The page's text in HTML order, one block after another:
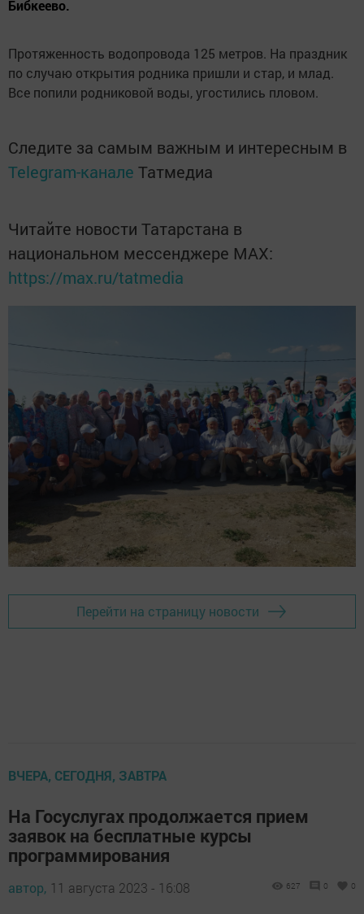
Бибкеево.
Протяженность водопровода 125 метров. На праздник
по случаю открытия родника пришли и стар, и млад.
Все попили родниковой воды, угостились пловом.
Следите за самым важным и интересным в
Telegram-канале Татмедиа
Читайте новости Татарстана в
национальном мессенджере MАХ:
https://max.ru/tatmedia
Перейти на страницу новости
ВЧЕРА, СЕГОДНЯ, ЗАВТРА
На Госуслугах продолжается прием
заявок на бесплатные курсы
программирования
автор, 11 августа 2023 - 16:08 627 0 0